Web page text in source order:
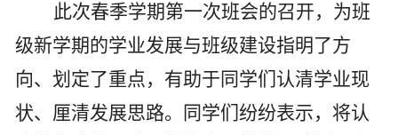
此次春季学期第一次班会的召开，为班
级新学期的学业发展与班级建设指明了方
向、划定了重点，有助于同学们认清学业现
状、厘清发展思路。同学们纷纷表示，将认